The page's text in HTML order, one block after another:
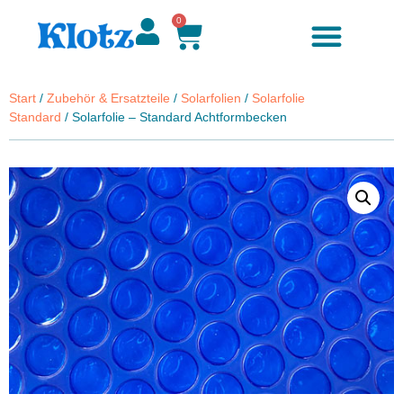
0
Start / Zubehör & Ersatzteile / Solarfolien / Solarfolie
Standard / Solarfolie – Standard Achtformbecken